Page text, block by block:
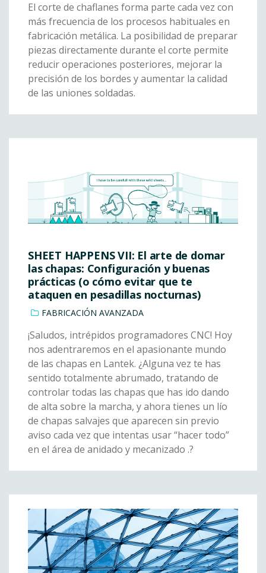
El corte de chaflanes forma parte cada vez con
más frecuencia de los procesos habituales en
fabricación metálica. La posibilidad de preparar
piezas directamente durante el corte permite
reducir operaciones posteriores, mejorar la
precisión de los bordes y aumentar la calidad
de las uniones soldadas.
SHEET HAPPENS VII: El arte de domar
las chapas: Configuración y buenas
prácticas (o cómo evitar que te
ataquen en pesadillas nocturnas)
FABRICACIÓN AVANZADA
¡Saludos, intrépidos programadores CNC! Hoy
nos adentraremos en el apasionante mundo
de las chapas en Lantek. ¿Alguna vez te has
sentido totalmente abrumado, tratando de
controlar todas las chapas que has ido dando
de alta sobre la marcha, y ahora tienes un lío
de chapas salvajes que aparecen sin previo
aviso cada vez que intentas usar “hacer todo”
en el área de anidado y mecanizado .?